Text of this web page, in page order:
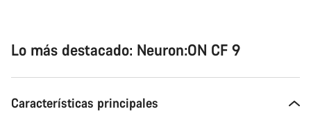
Lo más destacado: Neuron:ON CF 9
Características principales